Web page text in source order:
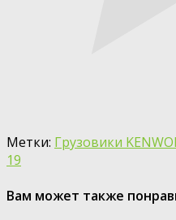
Метки: Грузовики
19
Вам может также